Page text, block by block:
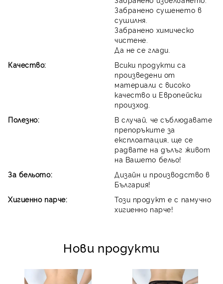
Забранено сушенето в
сушилня.
Забранено химическо
чистене.
Да не се глади.
Качество:
Всики продукти са
произведени от
материали с високо
качество и Европейски
произход.
Полезно:
В случай, че съблюдавате
препоръките за
експлоатация, ще се
радвате на дълъг живот
на Вашето бельо!
За бельото:
Дизайн и производство в
България!
Хигиенно парче:
Този продукт е с памучно
хигиенно парче!
Нови продукти